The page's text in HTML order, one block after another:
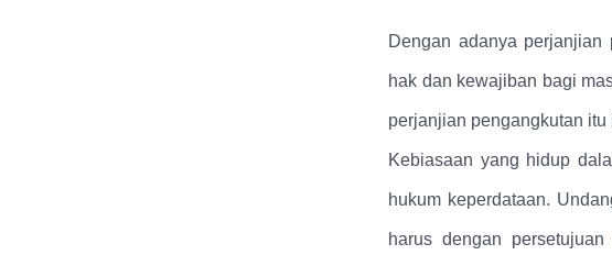
Dengan adanya
hak dan kewajiban bagi
perjanjian pengangkutan
Kebiasaan yang hidup
hukum keperdataan.
harus dengan